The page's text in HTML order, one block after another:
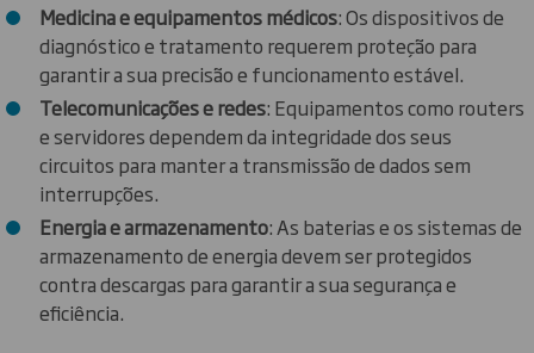
Medicina e equipamentos médicos: Os dispositivos de
diagnóstico e tratamento requerem proteção para
garantir a sua precisão e funcionamento estável.
Telecomunicações e redes: Equipamentos como routers
e servidores dependem da integridade dos seus
circuitos para manter a transmissão de dados sem
interrupções.
Energia e armazenamento: As baterias e os sistemas de
armazenamento de energia devem ser protegidos
contra descargas para garantir a sua segurança e
eficiência.